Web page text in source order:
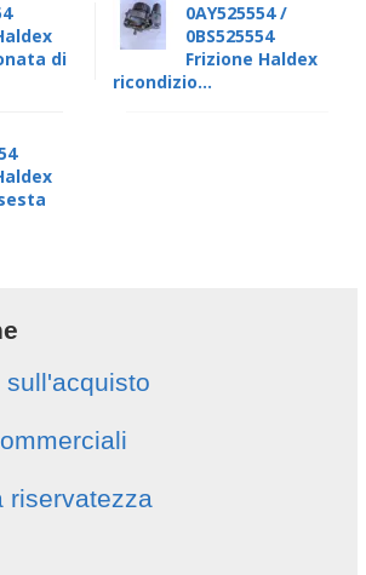
di
0AY525554 /
0BS525554
Frizione Haldex
ricondizio...
sull'acquisto
riservatezza